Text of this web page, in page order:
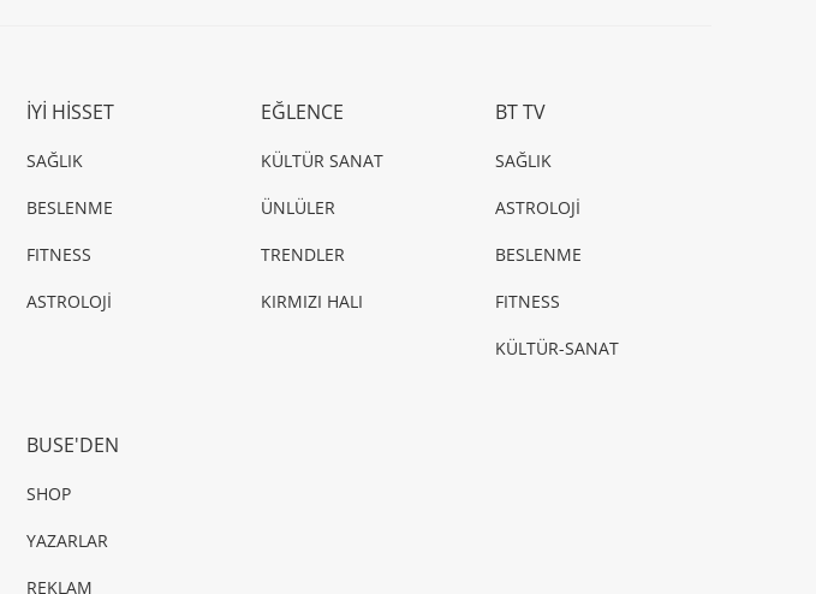
İYİ HİSSET
SAĞLIK
BESLENME
FITNESS
ASTROLOJİ
EĞLENCE
KÜLTÜR SANAT
ÜNLÜLER
TRENDLER
KIRMIZI HALI
BT TV
SAĞLIK
ASTROLOJİ
BESLENME
FITNESS
KÜLTÜR-SANAT
BUSE'DEN
SHOP
YAZARLAR
REKLAM